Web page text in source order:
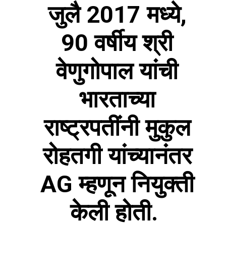
जुलै 2017 मध्ये,
90 वर्षीय श्री
वेणुगोपाल यांची
भारताच्या
राष्ट्रपतींनी मुकुल
रोहतगी यांच्यानंतर
AG म्हणून नियुक्ती
केली होती.